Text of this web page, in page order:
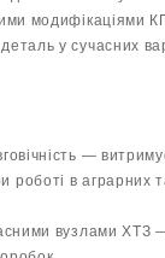
модифікаціями
у сучасних
—
роботі в аграрних
вузлами ХТЗ